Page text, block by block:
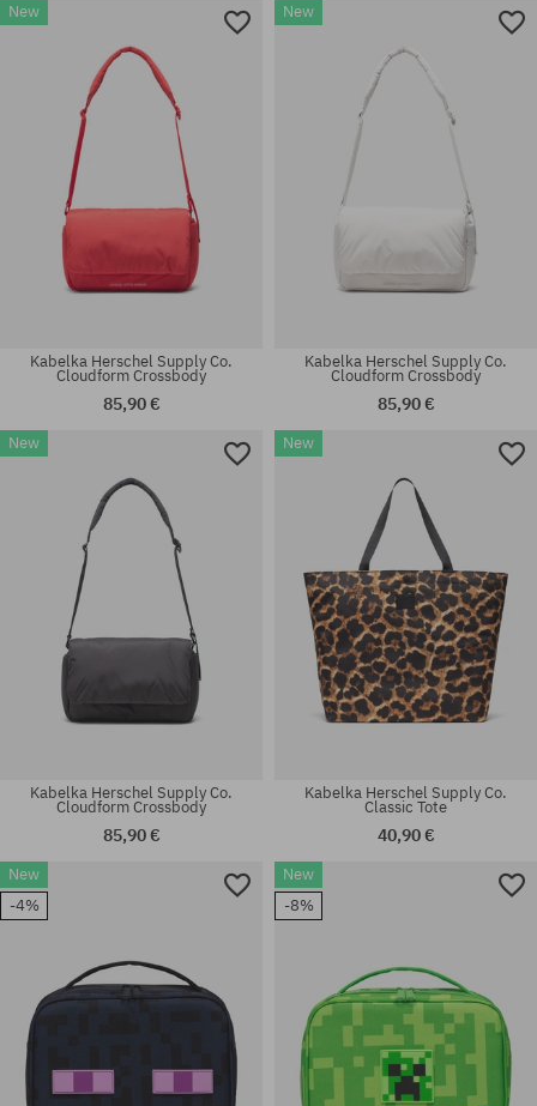
New
univerzálna veľkosť
Kabelka Herschel Supply Co.
Cloudform Crossbody
85,90 €
New
univerzálna veľkosť
Kabelka Herschel Supply Co.
Cloudform Crossbody
85,90 €
New
Kabelka Herschel Supply Co.
Cloudform Crossbody
85,90 €
New
Kabelka Herschel Supply Co.
Classic Tote
40,90 €
New
-4%
New
-8%